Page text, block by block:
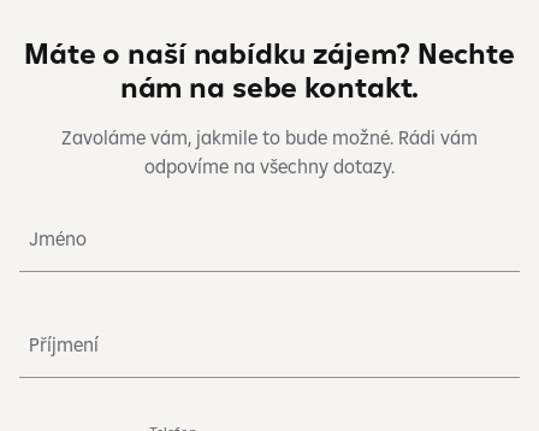
Máte o naší nabídku zájem? Nechte
nám na sebe kontakt.
Zavoláme vám, jakmile to bude možné. Rádi vám
odpovíme na všechny dotazy.
Jméno
Příjmení